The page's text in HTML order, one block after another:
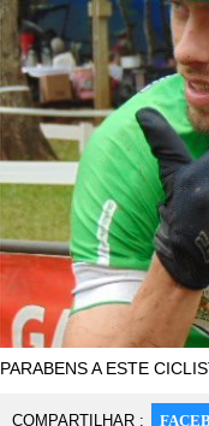
PARABENS A ESTE
COMPARTILHAR :